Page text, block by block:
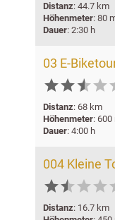
Distanz: 44.7 km
Höhenmeter: 80
Dauer: 2:30 h
03 E-


Distanz: 68 km
Höhenmeter: 600
Dauer: 4:00 h
004 Kleine
  

Distanz: 16.7 km